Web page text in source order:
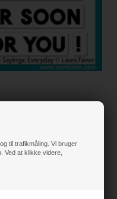
til trafikmåling. Vi bruger
Ved at klikke videre,